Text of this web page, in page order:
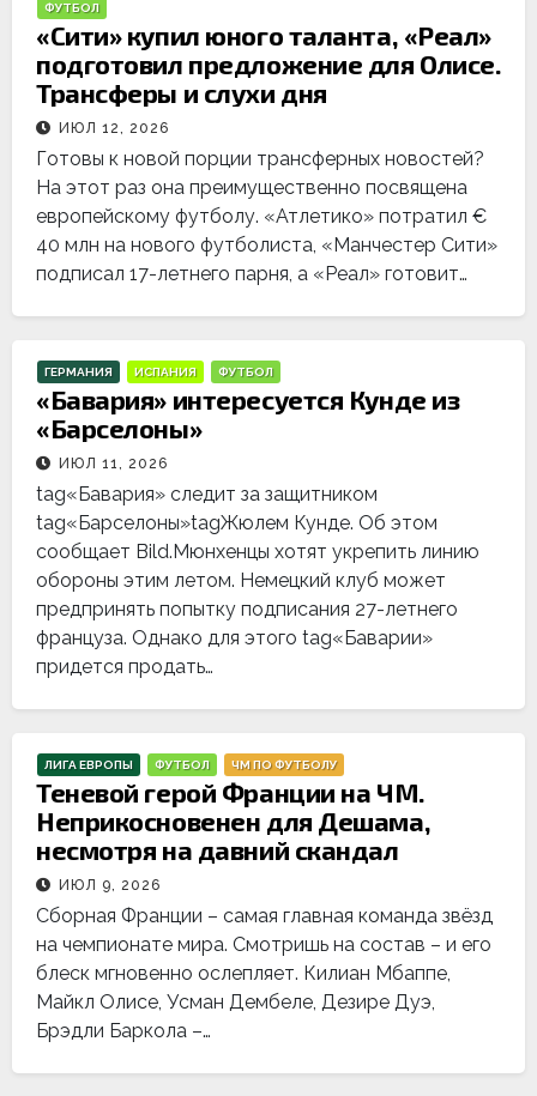
ФУТБОЛ
«Сити» купил юного таланта, «Реал»
подготовил предложение для Олисе.
Трансферы и слухи дня
ИЮЛ 12, 2026
Готовы к новой порции трансферных новостей?
На этот раз она преимущественно посвящена
европейскому футболу. «Атлетико» потратил €
40 млн на нового футболиста, «Манчестер Сити»
подписал 17-летнего парня, а «Реал» готовит…
ГЕРМАНИЯ ИСПАНИЯ ФУТБОЛ
«Бавария» интересуется Кунде из
«Барселоны»
ИЮЛ 11, 2026
tag«Бавария» следит за защитником
tag«Барселоны»tagЖюлем Кунде. Об этом
сообщает Bild.Мюнхенцы хотят укрепить линию
обороны этим летом. Немецкий клуб может
предпринять попытку подписания 27-летнего
француза. Однако для этого tag«Баварии»
придется продать…
ЛИГА ЕВРОПЫ ФУТБОЛ ЧМ ПО ФУТБОЛУ
Теневой герой Франции на ЧМ.
Неприкосновенен для Дешама,
несмотря на давний скандал
ИЮЛ 9, 2026
Сборная Франции – самая главная команда звёзд
на чемпионате мира. Смотришь на состав – и его
блеск мгновенно ослепляет. Килиан Мбаппе,
Майкл Олисе, Усман Дембеле, Дезире Дуэ,
Брэдли Баркола –…